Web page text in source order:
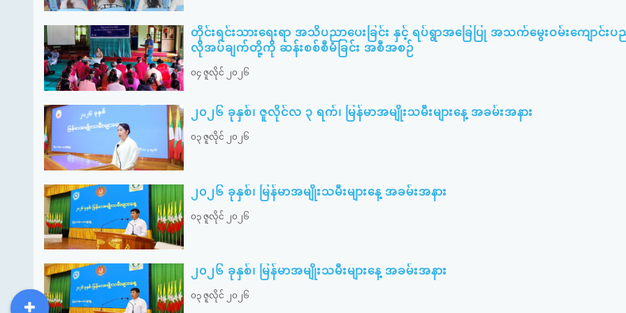
တိုင်းရင်းသားရေးရာ အသိပညာပေးခြင်း နှင့် ရပ်ရွာအခြေပြု အသက်မွေးဝမ်းကျောင်းပ
လိုအပ်ချက်တို့ကို ဆန်းစစ်စီမံခြင်း အစီအစဉ်
၀၄ ဇူလိုင် ၂၀၂၆
၂၀၂၆ ခုနှစ်၊ ဇူလိုင်လ ၃ ရက်၊ မြန်မာအမျိုးသမီးများနေ့ အခမ်းအနား
၀၃ ဇူလိုင် ၂၀၂၆
၂၀၂၆ ခုနှစ်၊ မြန်မာအမျိုးသမီးများနေ့ အခမ်းအနား
၀၃ ဇူလိုင် ၂၀၂၆
၂၀၂၆ ခုနှစ်၊ မြန်မာအမျိုးသမီးများနေ့ အခမ်းအနား
၀၃ ဇူလိုင် ၂၀၂၆